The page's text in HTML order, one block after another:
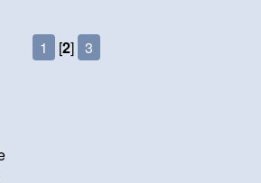
1 [2] 3